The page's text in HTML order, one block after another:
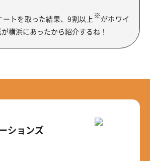
トを取った結果、9割以上 ※がホワイ
横浜にあったから紹介するね！
ションズ